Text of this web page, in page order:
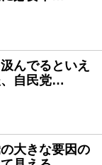
んでるといえ
、自民党…
大きな要因の